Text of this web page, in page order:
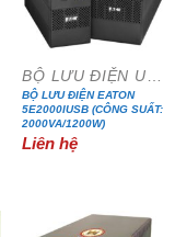
BỘ LƯU ĐIỆN UPS
BỘ LƯU ĐIỆN EATON
5E2000IUSB (CÔNG SUẤT:
2000VA/1200W)
Liên hệ